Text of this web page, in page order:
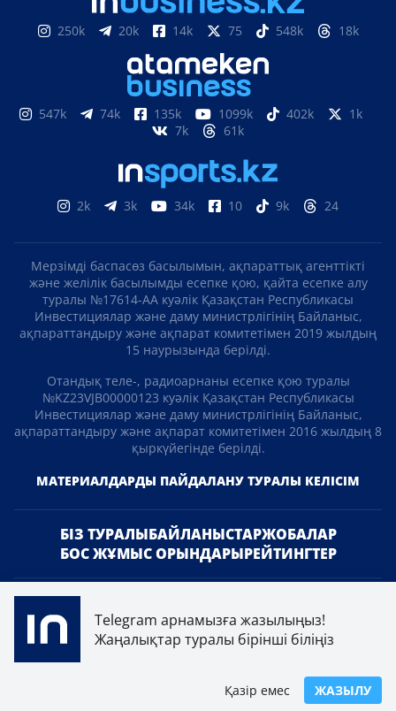
250k 20k 14k 75 548k 18k
547k 74k 135k 1099k 402k
1k
7k
61k
2k 3k 34k 10 9k 24
Мерзімді баспасөз басылымын, ақпараттық агенттікті
және желілік басылымды есепке қою, қайта есепке алу
туралы №17614-АА куәлік Қазақстан Республикасы
Инвестициялар және даму министрлігінің Байланыс,
ақпараттандыру және ақпарат комитетімен 2019 жылдың
15 наурызында берілді.
Отандық теле-, радиоарнаны есепке қою туралы
№KZ23VJB00000123 куәлік Қазақстан Республикасы
Инвестициялар және даму министрлігінің Байланыс,
ақпараттандыру және ақпарат комитетімен 2016 жылдың 8
қыркүйегінде берілді.
МАТЕРИАЛДАРДЫ ПАЙДАЛАНУ ТУРАЛЫ КЕЛІСІМ
БІЗ ТУРАЛЫБАЙЛАНЫСТАРЖОБАЛАР
БОС ЖҰМЫС ОРЫНДАРЫРЕЙТИНГТЕР
«Atameken Business» Медиахолдингі
ҚҰПИЯЛЫЛЫҚ САЯСАТЫ
Telegram арнамызға жазылыңыз!
Жаңалықтар туралы бірінші біліңіз
ЖАЗЫЛУ
Қазір емес